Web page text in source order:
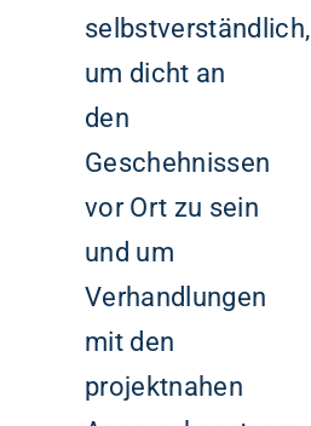
selbstverständlich,
um dicht an
den
Geschehnissen
vor Ort zu sein
und um
Verhandlungen
mit den
projektnahen